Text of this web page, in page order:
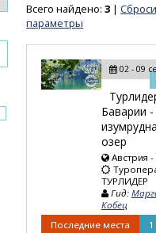
Всего найдено:3 |
параметры
02 - 09
Баварии -
озер
Австрия
ТУРЛИДЕР
Гид:
Кобец
Последние места